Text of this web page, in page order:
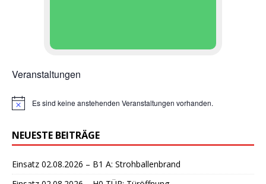
Veranstaltungen
H
w
e
s
Es sind keine anstehenden Veranstaltungen vorhanden.
NEUESTE BEITRÄGE
Einsatz 02.08.2026 – B1 A: Strohballenbrand